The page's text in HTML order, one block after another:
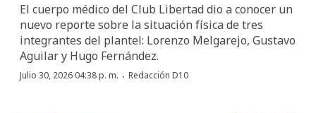
El cuerpo médico del Club Libertad dio a conocer un
nuevo reporte sobre la situación física de tres
integrantes del plantel: Lorenzo Melgarejo, Gustavo
Aguilar y Hugo Fernández.
Julio 30, 2026 04:38 p. m. · Redacción D10